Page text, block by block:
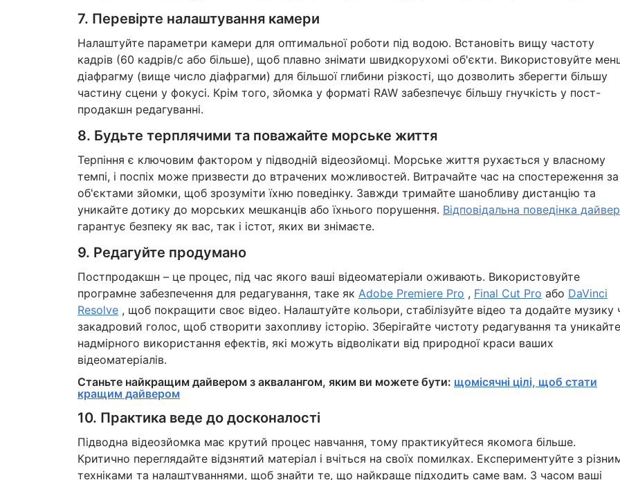
7. Перевірте налаштування камери
Налаштуйте параметри камери для оптимальної роботи під водою. Встановіть вищу частоту
кадрів (60 кадрів/с або більше), щоб плавно знімати швидкорухомі об'єкти. Використовуйте
діафрагму (вище число діафрагми) для більшої глибини різкості, що дозволить зберегти більшу
частину сцени у фокусі. Крім того, зйомка у форматі RAW забезпечує більшу гнучкість у пост-
продакшн редагуванні.
8. Будьте терплячими та поважайте морське життя
Терпіння є ключовим фактором у підводній відеозйомці. Морське життя рухається у власному
темпі, і поспіх може призвести до втрачених можливостей. Витрачайте час на спостереження за
об'єктами зйомки, щоб зрозуміти їхню поведінку. Завжди тримайте шанобливу дистанцію та
уникайте дотику до морських мешканців або їхнього порушення. Відповідальна поведінка
гарантує безпеку як вас, так і істот, яких ви знімаєте.
9. Редагуйте продумано
Постпродакшн – це процес, під час якого ваші відеоматеріали оживають. Використовуйте
програмне забезпечення для редагування, таке як Adobe Premiere Pro , Final Cut Pro або DaVinci
Resolve, щоб покращити своє відео. Налаштуйте кольори, стабілізуйте відео та додайте музику
закадровий голос, щоб створити захопливу історію. Зберігайте чистоту редагування та уникайте
надмірного використання ефектів, які можуть відволікати від природної краси ваших
відеоматеріалів.
Станьте найкращим дайвером з аквалангом, яким ви можете бути: щомісячні цілі, щоб стати
кращим дайвером
10. Практика веде до досконалості
Підводна відеозйомка має крутий процес навчання, тому практикуйтеся якомога більше.
Критично переглядайте відзнятий матеріал і вчіться на своїх помилках. Експериментуйте з
техніками та налаштуваннями, щоб знайти те, що найкраще підходить саме вам. З часом ваші